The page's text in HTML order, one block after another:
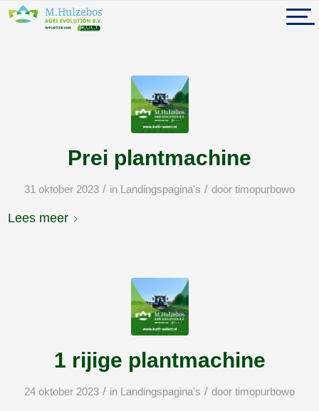
Prei plantmachine
31 oktober 2023 / in Landingspagina's / door timopurbowo
Lees meer
1 rijige plantmachine
24 oktober 2023 / in Landingspagina's / door timopurbowo